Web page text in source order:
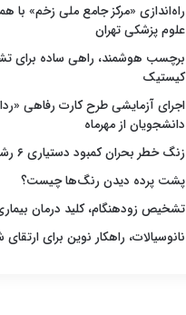
راه‌اندازی «مرکز جامع ملی زخم» با
علوم پزشکی تهران
برچسب هوشمند، راهی ساده برای
کیستیک
اجرای آزمایشی طرح کارت رفاهی
دانشجویان از مهرماه
زنگ خطر بحران کمبود دستیاری ۶ رشته پزشکی
پشت پرده دیدن رنگ‌ها چیست؟
تشخیص زودهنگام، کلید درمان
نانوسیالات، راهکار نوین برای